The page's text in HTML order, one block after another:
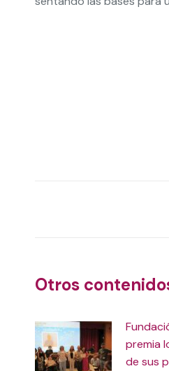
Otros
premia
de sus